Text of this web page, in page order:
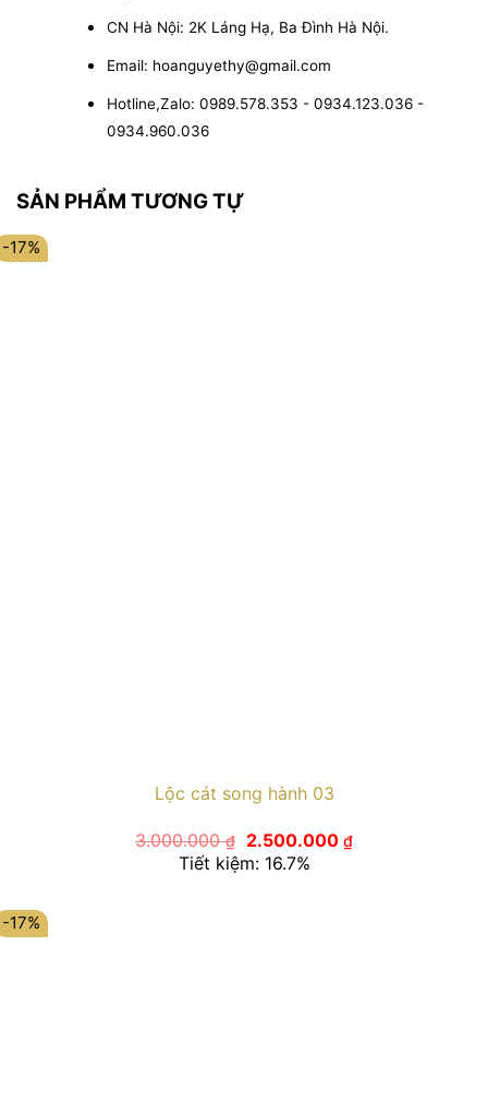
CN Hà Nội: 2K Láng Hạ, Ba Đình Hà Nội.
Email: hoanguyethy@gmail.com
Hotline,Zalo: 0989.578.353 - 0934.123.036 -
0934.960.036
SẢN PHẨM TƯƠNG TỰ
-17%
Lộc cát song hành 03
3.000.000₫
Giá
gốc
là:
2.500.000 ₫Giá
hiện
Tiết kiệm: 16.7%
-17%